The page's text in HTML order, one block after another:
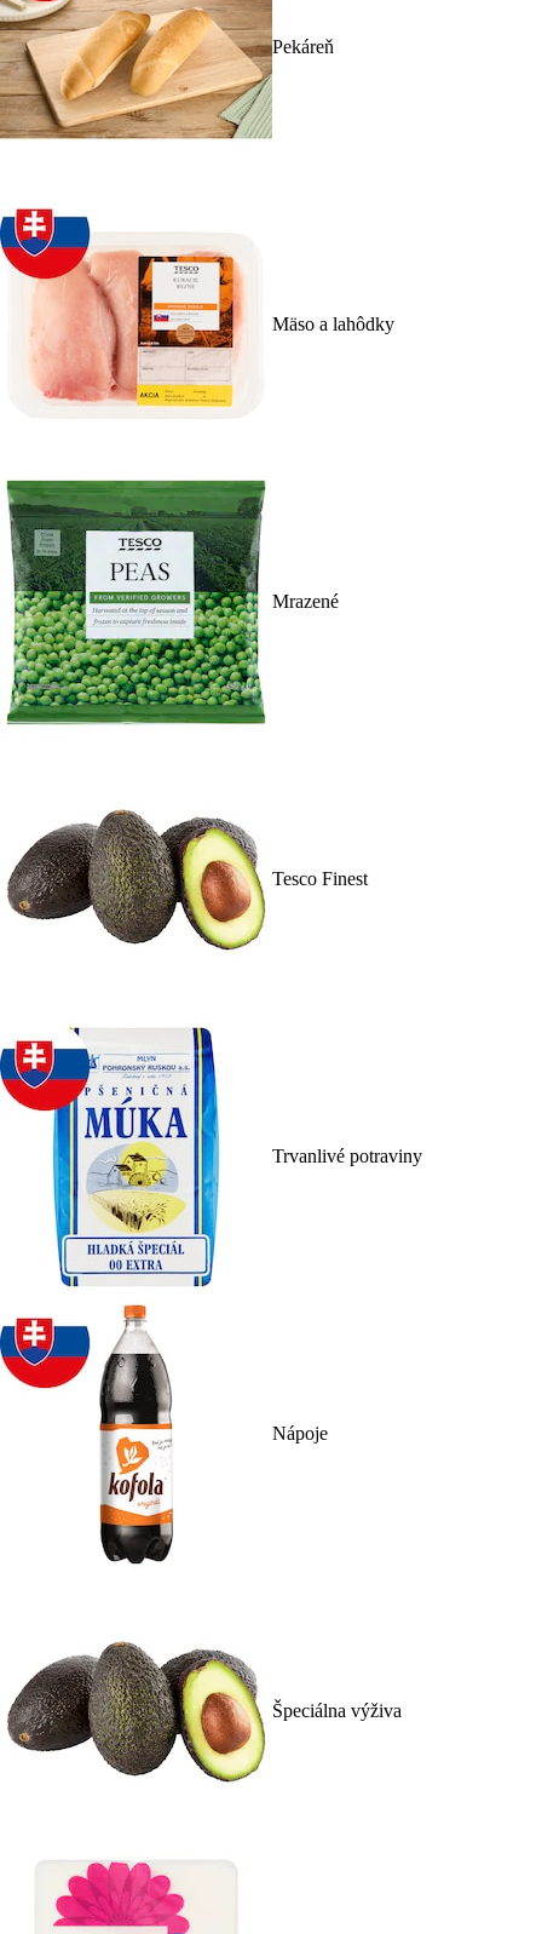
Pekáreň
Mäso a lahôdky
Mrazené
Tesco Finest
Trvanlivé potraviny
Nápoje
Špeciálna výživa